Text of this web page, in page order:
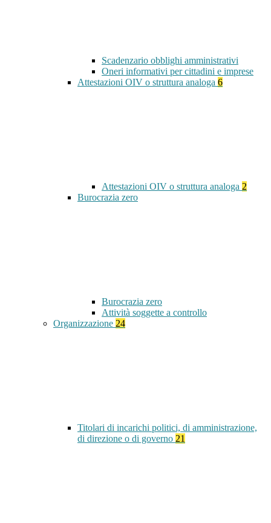
Scadenzario obblighi amministrativi
Oneri informativi per cittadini e imprese
Attestazioni OIV o struttura analoga 6
Attestazioni OIV o struttura analoga 2
Burocrazia zero
Burocrazia zero
Attività soggette a controllo
Organizzazione 24
Titolari di incarichi politici, di amministrazione,
di direzione o di governo 21